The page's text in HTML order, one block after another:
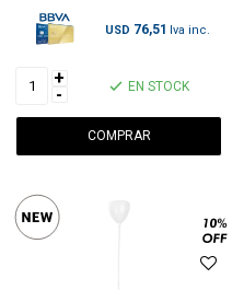
USD 76,51
+
- EN STOCK